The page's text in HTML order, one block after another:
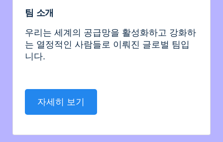
팀 소개
우리는 세계의 공급망을 활성화하고 강화하
는 열정적인 사람들로 이뤄진 글로벌 팀입
니다.
자세히 보기